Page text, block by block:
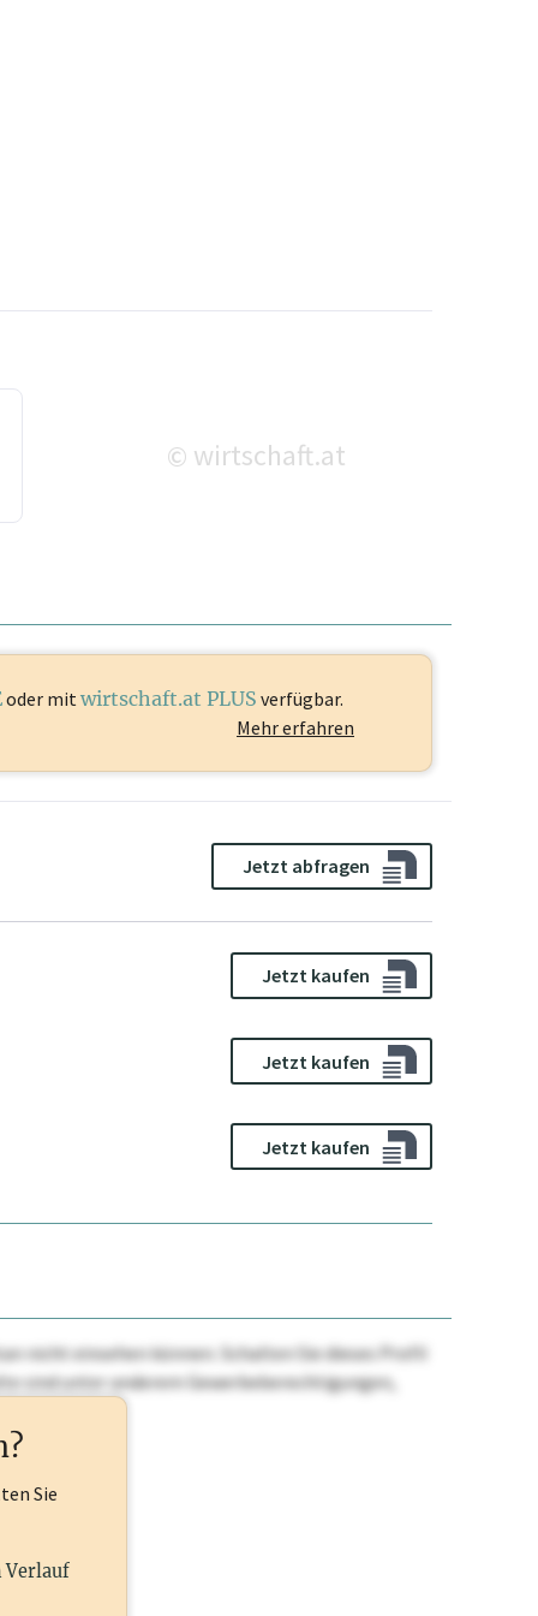
© wirtschaft.at
oder mit wirtschaft.at PLUS verfügbar.
Mehr erfahren
Jetzt abfragen
Jetzt kaufen
Jetzt kaufen
Jetzt kaufen
nicht einsehen können. Schalten Sie dieses Profil
sind unter anderem Gewerbeberechtigungen,
Sie
Verlauf